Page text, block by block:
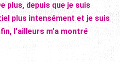
plus, depuis que je suis
plus intensément et je suis
l’ailleurs m’a montré